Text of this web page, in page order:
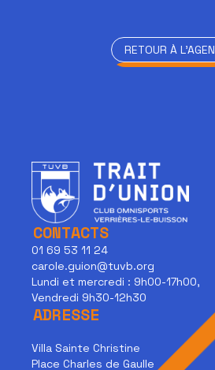
RETOUR À
CONTACTS
01 69 53 11 24
carole.guion@tuvb.org
Lundi et mercredi : 9h00-17h00,
Vendredi 9h30-12h30
ADRESSE
Villa Sainte Christine
Place Charles de Gaulle